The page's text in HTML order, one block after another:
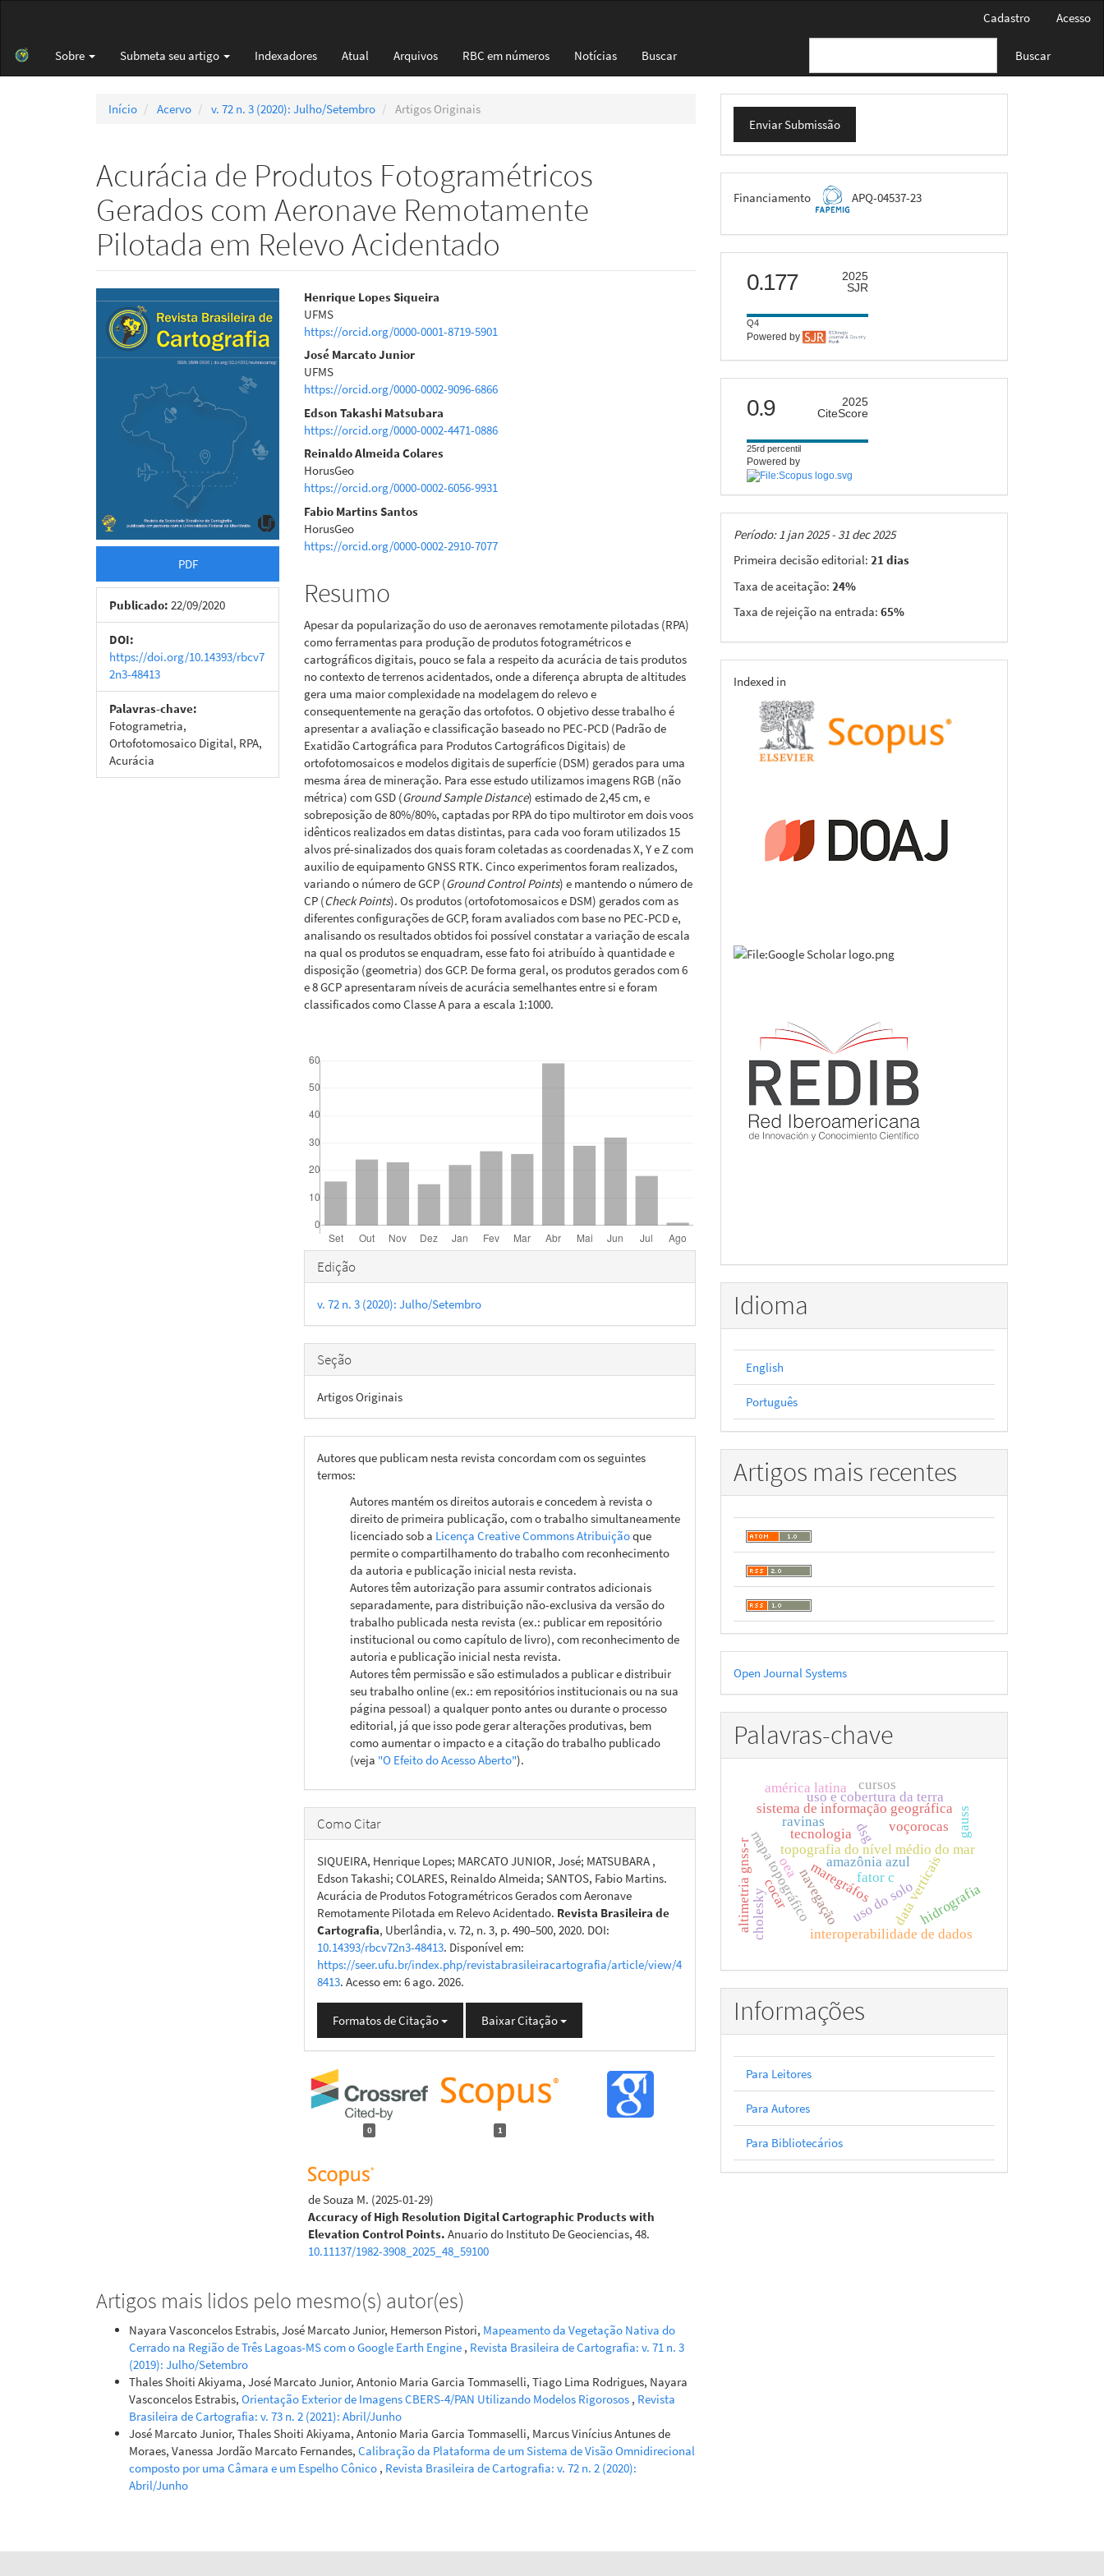
principal
Barra
Cadastro Acesso
Sobre Submeta seu artigo Indexadores Atual Arquivos RBC em números Notícias Buscar Buscar
Início Acervo v. 72 n. 3 (2020): Julho/Setembro Artigos Originais
Acurácia de Produtos Fotogramétricos
Gerados com Aeronave Remotamente
Pilotada em Relevo Acidentado
Barra
lateral
de
artigos
PDF
Publicado: 22/09/2020
DOI:
https://doi.org/10.14393/rbcv7
2n3-48413
Palavras-chave:
Fotogrametria,
Ortofotomosaico Digital, RPA,
Acurácia
Conteúdo
do
artigo
principal
Henrique Lopes Siqueira
UFMS
https://orcid.org/0000-0001-8719-5901
José Marcato Junior
UFMS
https://orcid.org/0000-0002-9096-6866
Edson Takashi Matsubara
https://orcid.org/0000-0002-4471-0886
Reinaldo Almeida Colares
HorusGeo
https://orcid.org/0000-0002-6056-9931
Fabio Martins Santos
HorusGeo
https://orcid.org/0000-0002-2910-7077
Resumo
Apesar da popularização do uso de aeronaves remotamente pilotadas (RPA)
como ferramentas para produção de produtos fotogramétricos e
cartográficos digitais, pouco se fala a respeito da acurácia de tais produtos
no contexto de terrenos acidentados, onde a diferença abrupta de altitudes
gera uma maior complexidade na modelagem do relevo e
consequentemente na geração das ortofotos. O objetivo desse trabalho é
apresentar a avaliação e classificação baseado no PEC-PCD (Padrão de
Exatidão Cartográfica para Produtos Cartográficos Digitais) de
ortofotomosaicos e modelos digitais de superfície (DSM) gerados para uma
mesma área de mineração. Para esse estudo utilizamos imagens RGB (não
métrica) com GSD (Ground Sample Distance) estimado de 2,45 cm, e
sobreposição de 80%/80%, captadas por RPA do tipo multirotor em dois voos
idênticos realizados em datas distintas, para cada voo foram utilizados 15
alvos pré-sinalizados dos quais foram coletadas as coordenadas X, Y e Z com
auxilio de equipamento GNSS RTK. Cinco experimentos foram realizados,
variando o número de GCP (Ground Control Points) e mantendo o número de
CP (Check Points). Os produtos (ortofotomosaicos e DSM) gerados com as
diferentes configurações de GCP, foram avaliados com base no PEC-PCD e,
analisando os resultados obtidos foi possível constatar a variação de escala
na qual os produtos se enquadram, esse fato foi atribuído à quantidade e
disposição (geometria) dos GCP. De forma geral, os produtos gerados com 6
e 8 GCP apresentaram níveis de acurácia semelhantes entre si e foram
classificados como Classe A para a escala 1:1000.
Detalhes
do
artigo
Edição
v. 72 n. 3 (2020): Julho/Setembro
Seção
Artigos Originais
Autores que publicam nesta revista concordam com os seguintes
termos:
Autores mantém os direitos autorais e concedem à revista o
direito de primeira publicação, com o trabalho simultaneamente
licenciado sob a Licença Creative Commons Atribuiçãoque
permite o compartilhamento do trabalho com reconhecimento
da autoria e publicação inicial nesta revista.
Autores têm autorização para assumir contratos adicionais
separadamente, para distribuição não-exclusiva da versão do
trabalho publicada nesta revista (ex.: publicar em repositório
institucional ou como capítulo de livro), com reconhecimento de
autoria e publicação inicial nesta revista.
Autores têm permissão e são estimulados a publicar e distribuir
seu trabalho online (ex.: em repositórios institucionais ou na sua
página pessoal) a qualquer ponto antes ou durante o processo
editorial, já que isso pode gerar alterações produtivas, bem
como aumentar o impacto e a citação do trabalho publicado
(veja "O Efeito do Acesso Aberto").
Como Citar
SIQUEIRA, Henrique Lopes; MARCATO JUNIOR, José; MATSUBARA ,
Edson Takashi; COLARES, Reinaldo Almeida; SANTOS, Fabio Martins.
Acurácia de Produtos Fotogramétricos Gerados com Aeronave
Remotamente Pilotada em Relevo Acidentado. Revista Brasileira de
Cartografia, Uberlândia, v. 72, n. 3, p. 490–500, 2020. DOI:
10.14393/rbcv72n3-48413. Disponível em:
https://seer.ufu.br/index.php/revistabrasileiracartografia/article/view/4
8413. Acesso em: 6 ago. 2026.
Formatos de Citação Baixar Citação
0 1
de Souza M. (2025-01-29)
Accuracy of High Resolution Digital Cartographic Products with
Elevation Control Points. Anuario do Instituto De Geociencias, 48.
10.11137/1982-3908_2025_48_59100
Artigos mais lidos pelo mesmo(s) autor(es)
Nayara Vasconcelos Estrabis, José Marcato Junior, Hemerson Pistori, Mapeamento da Vegetação Nativa do
Cerrado na Região de Três Lagoas-MS com o Google Earth Engine , Revista Brasileira de Cartografia: v. 71 n. 3
(2019): Julho/Setembro
Thales Shoiti Akiyama, José Marcato Junior, Antonio Maria Garcia Tommaselli, Tiago Lima Rodrigues, Nayara
Vasconcelos Estrabis, Orientação Exterior de Imagens CBERS-4/PAN Utilizando Modelos Rigorosos , Revista
Brasileira de Cartografia: v. 73 n. 2 (2021): Abril/Junho
José Marcato Junior, Thales Shoiti Akiyama, Antonio Maria Garcia Tommaselli, Marcus Vinícius Antunes de
Moraes, Vanessa Jordão Marcato Fernandes, Calibração da Plataforma de um Sistema de Visão Omnidirecional
composto por uma Câmara e um Espelho Cônico , Revista Brasileira de Cartografia: v. 72 n. 2 (2020):
Abril/Junho
Enviar
Submissão
Enviar Submissão
FAPEMIG
Financiamento APQ-04537-23
scimago
0.177
2025
SJR
Q4
Powered by
citescore
0.9
2025
CiteScore
25rd percentil
Powered by
Taxas
Período: 1 jan 2025 - 31 dec 2025
Primeira decisão editorial: 21 dias
Taxa de aceitação: 24%
Taxa de rejeição na entrada: 65%
indexing
Indexed in
Idioma
English
Português
Artigos mais recentes
Desenvolvido
por
Open Journal Systems
Palavras-chave
data verticais
topografia do nível médio do mar
amazônia azul
voçorocas
ravinas
uso do solo
sistema de informação geográfica
interoperabilidade de dados
mapa topográfico
uso e cobertura da terra
altimetria gnss-r maregráfos hidrografia
navegação
cocar
dsg
fator c
gauss
cholesky
tecnologia
américa latina
oea
cursos
Informações
Para Leitores
Para Autores
Para Bibliotecários